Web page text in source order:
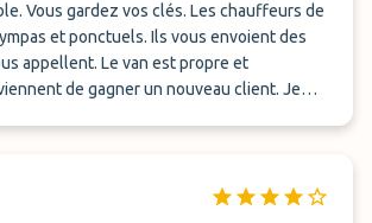
l'aller retour. Puis 30 minutes après, il
clients. Au final, nous avons attendu
La personne s'est excusée à nombreuses
Vous gardez vos clés. Les chauffeurs de
et ponctuels. Ils vous envoient des
appellent. Le van est propre et
de gagner un nouveau client. Je